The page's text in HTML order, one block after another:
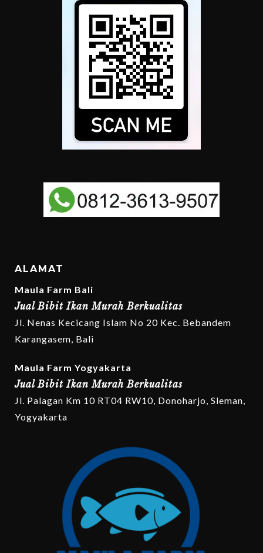
ALAMAT
Maula Farm Bali
Jual Bibit Ikan Murah Berkualitas
Jl. Nenas Kecicang Islam No 20 Kec. Bebandem
Karangasem, Bali
Maula Farm Yogyakarta
Jual Bibit Ikan Murah Berkualitas
Jl. Palagan Km 10 RT04 RW10, Donoharjo, Sleman,
Yogyakarta